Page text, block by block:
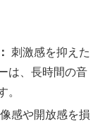
刺激感を抑えた
は、長時間の音
。
感や開放感を損